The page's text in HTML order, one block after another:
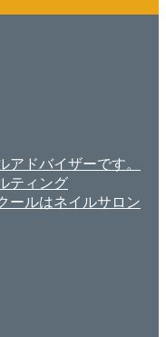
アドバイザーです。
ティング
ールはネイルサロン